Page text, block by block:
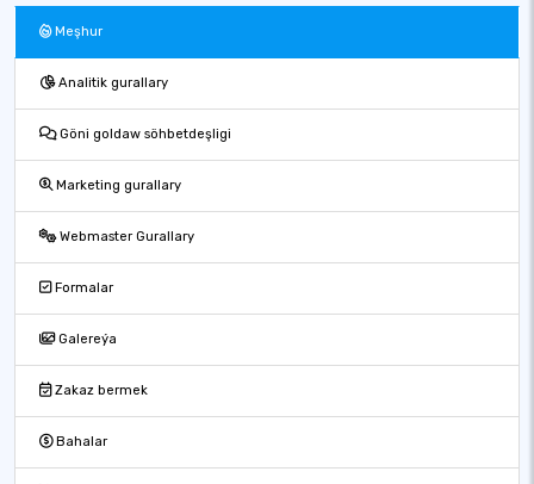
Meşhur
Analitik gurallary
Göni goldaw söhbetdeşligi
Marketing gurallary
Webmaster Gurallary
Formalar
Galereýa
Zakaz bermek
Bahalar